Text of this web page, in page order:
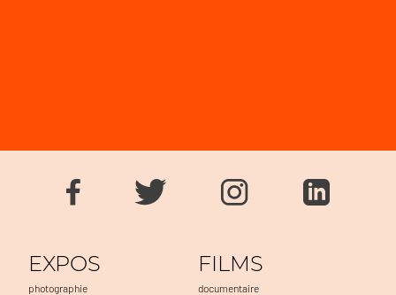
EXPOS
photographie
FILMS
documentaire